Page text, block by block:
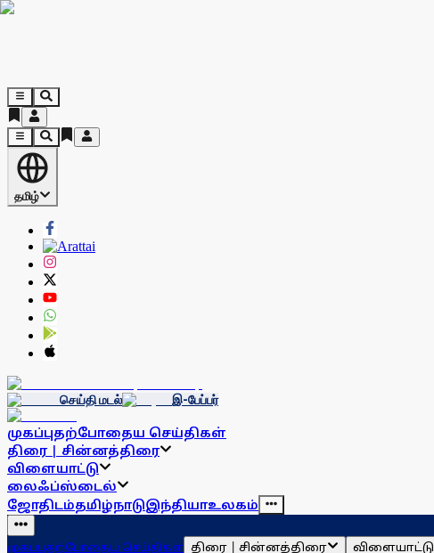
தமிழ்
செய்தி மடல் இ-பேப்பர்
முகப்புதற்போதைய செய்திகள்
திரை | சின்னத்திரை
விளையாட்டு
லைஃப்ஸ்டைல்
ஜோதிடம்தமிழ்நாடுஇந்தியாஉலகம்
முகப்புதற்போதைய செய்திகள் திரை | சின்னத்திரை விளையாட்டு